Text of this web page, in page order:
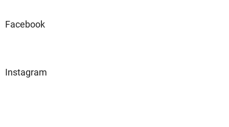
Facebook
Instagram